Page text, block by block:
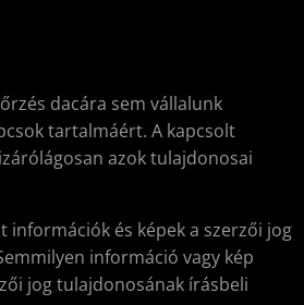
dacára sem vállalunk
tartalmáért. A kapcsolt
azok tulajdonosai
információk és képek a szerzői jog
információ vagy kép
jog tulajdonosának írásbeli